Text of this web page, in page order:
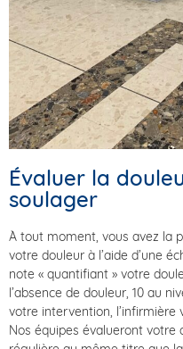
Évaluer la
soulager
À tout moment, vous avez la
votre douleur à l’aide d’une
note « quantifiant » votre
l’absence de douleur, 10 au
votre intervention, l’infirmière
Nos équipes évalueront